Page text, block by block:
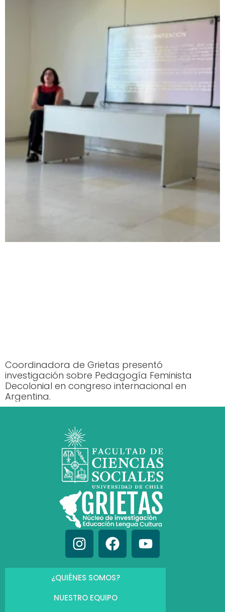
Coordinadora de Grietas presentó
investigación sobre Pedagogía Feminista
Decolonial en congreso internacional en
Argentina.
¿QUIÉNES SOMOS?
NUESTRO EQUIPO